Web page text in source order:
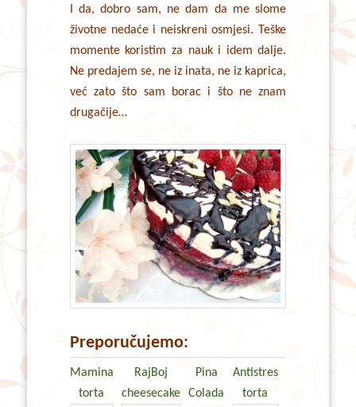
I da, dobro sam, ne dam da me slome
životne nedaće i neiskreni osmjesi. Teške
momente koristim za nauk i idem dalje.
Ne predajem se, ne iz inata, ne iz kaprica,
već zato što sam borac i što ne znam
drugačije…
Preporučujemo:
Mamina
torta
RajBoj
cheesecake
Pina
Colada
Antistres
torta